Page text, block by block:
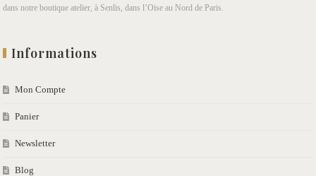
dans notre boutique atelier, à Senlis, dans l’Oise au Nord de Paris.
Informations
Mon Compte
Panier
Newsletter
Blog